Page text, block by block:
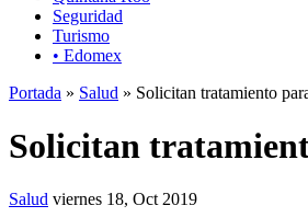
Seguridad
Turismo
• Edomex
Portada » Salud » Solicitan tratamiento
Solicitan
Salud viernes 18, Oct 2019